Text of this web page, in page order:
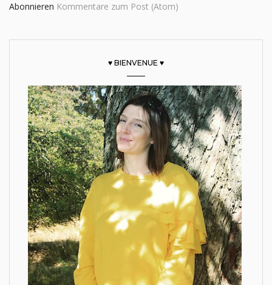
Abonnieren Kommentare zum Post (Atom)
♥ BIENVENUE ♥